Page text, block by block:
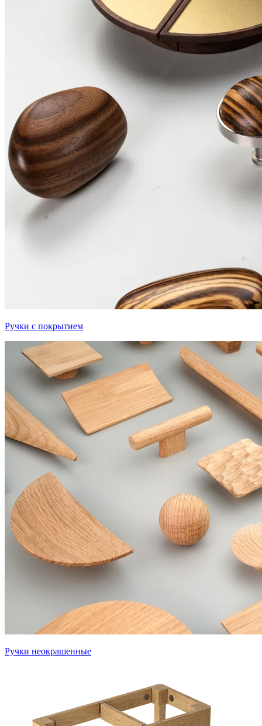
Ручки с покрытием
Ручки неокрашенные